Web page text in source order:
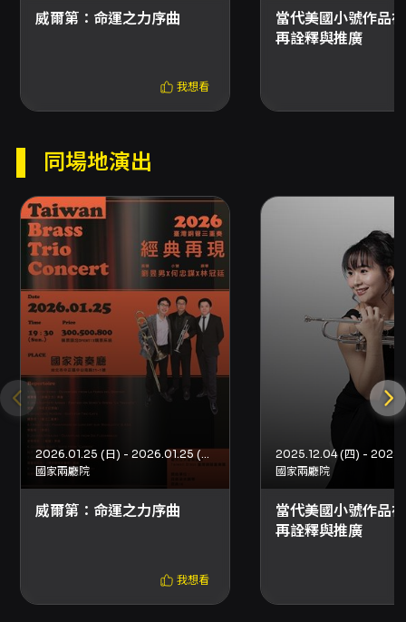
威爾第：命運之力序曲
我想看
當代美國小號作品
再詮釋與推廣
同場地演出
2026.01.25 (日) - 2026.01.25 (日)
國家兩廳院
威爾第：命運之力序曲
我想看
2025.12.04 (四) -
國家兩廳院
當代美國小號作品
再詮釋與推廣